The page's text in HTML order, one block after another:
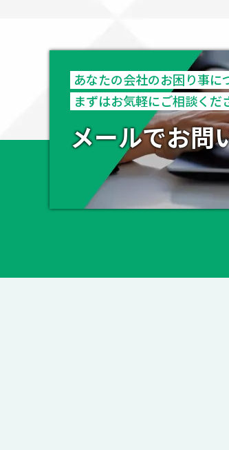
あなたの会社のお困り事に
まずはお気軽にご相談くだ
メールでお問